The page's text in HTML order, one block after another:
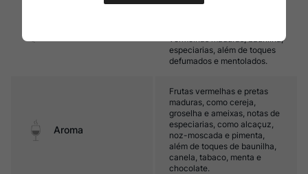
Encorpado, com taninos
vermelhas maduras, baunilha,
especiarias, além de toques
defumados e mentolados.
Aroma
Frutas vermelhas e pretas
maduras, como cereja,
groselha e ameixas, notas de
especiarias, como alcaçuz,
noz-moscada e pimenta,
além de toques de baunilha,
canela, tabaco, menta e
chocolate.